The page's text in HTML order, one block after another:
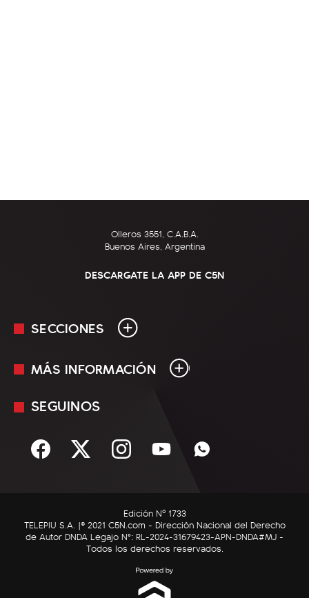
Olleros 3551, C.A.B.A.
Buenos Aires, Argentina
DESCARGATE LA APP DE C5N
SECCIONES
En Vivo
Sociedad
C5N Autos
RatingCero
MÁS INFORMACIÓN
Mediakit
Términos y condiciones
SEGUINOS
Edición Nº 1733
TELEPIU S.A. |© 2021 C5N.com - Dirección Nacional del Derecho
de Autor DNDA Legajo N°: RL-2024-31679423-APN-DNDA#MJ -
Todos los derechos reservados.